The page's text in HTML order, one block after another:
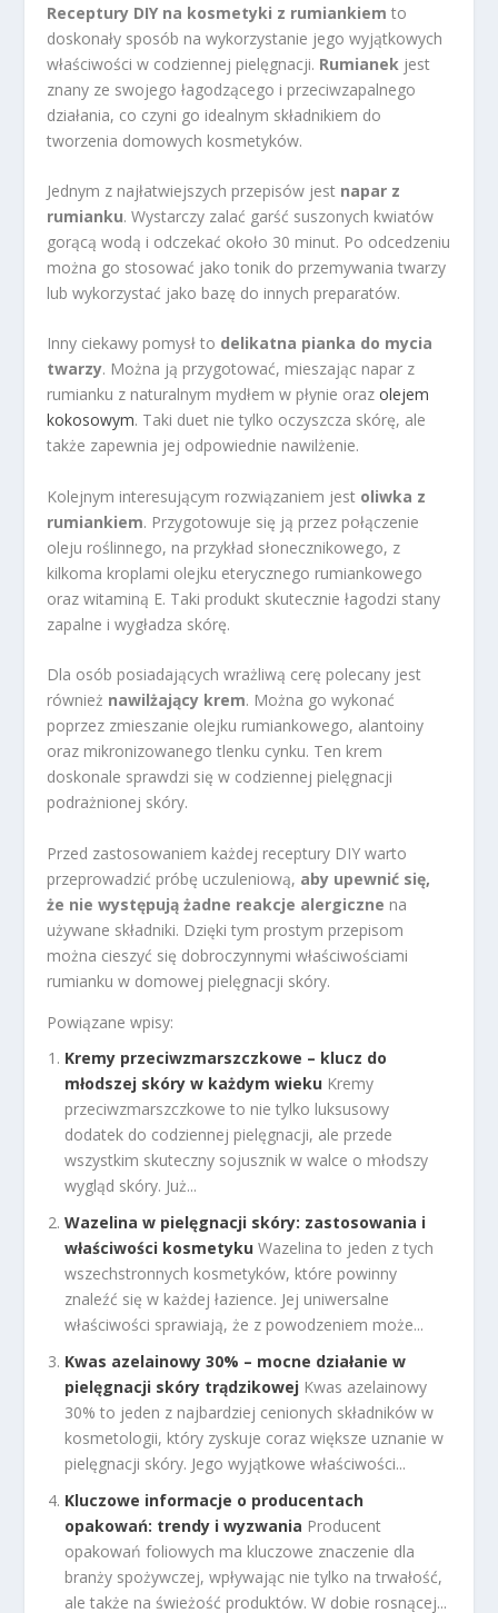
Receptury DIY na kosmetyki z rumiankiem to
doskonały sposób na wykorzystanie jego wyjątkowych
właściwości w codziennej pielęgnacji. Rumianek jest
znany ze swojego łagodzącego i przeciwzapalnego
działania, co czyni go idealnym składnikiem do
tworzenia domowych kosmetyków.
Jednym z najłatwiejszych przepisów jest napar z
rumianku. Wystarczy zalać garść suszonych kwiatów
gorącą wodą i odczekać około 30 minut. Po odcedzeniu
można go stosować jako tonik do przemywania twarzy
lub wykorzystać jako bazę do innych preparatów.
Inny ciekawy pomysł to delikatna pianka do mycia
twarzy. Można ją przygotować, mieszając napar z
rumianku z naturalnym mydłem w płynie orazolejem
kokosowym. Taki duet nie tylko oczyszcza skórę, ale
także zapewnia jej odpowiednie nawilżenie.
Kolejnym interesującym rozwiązaniem jest oliwka z
rumiankiem. Przygotowuje się ją przez połączenie
oleju roślinnego, na przykład słonecznikowego, z
kilkoma kroplami olejku eterycznego rumiankowego
oraz witaminą E. Taki produkt skutecznie łagodzi stany
zapalne i wygładza skórę.
Dla osób posiadających wrażliwą cerę polecany jest
również nawilżający krem. Można go wykonać
poprzez zmieszanie olejku rumiankowego, alantoiny
oraz mikronizowanego tlenku cynku. Ten krem
doskonale sprawdzi się w codziennej pielęgnacji
podrażnionej skóry.
Przed zastosowaniem każdej receptury DIY warto
przeprowadzić próbę uczuleniową, aby upewnić się,
że nie występują żadne reakcje alergiczne na
używane składniki. Dzięki tym prostym przepisom
można cieszyć się dobroczynnymi właściwościami
rumianku w domowej pielęgnacji skóry.
Powiązane wpisy:
Kremy przeciwzmarszczkowe – klucz do
młodszej skóry w każdym wieku Kremy
przeciwzmarszczkowe to nie tylko luksusowy
dodatek do codziennej pielęgnacji, ale przede
wszystkim skuteczny sojusznik w walce o młodszy
wygląd skóry. Już...
Wazelina w pielęgnacji skóry: zastosowania i
właściwości kosmetyku Wazelina to jeden z tych
wszechstronnych kosmetyków, które powinny
znaleźć się w każdej łazience. Jej uniwersalne
właściwości sprawiają, że z powodzeniem może...
Kwas azelainowy 30% – mocne działanie w
pielęgnacji skóry trądzikowej Kwas azelainowy
30% to jeden z najbardziej cenionych składników w
kosmetologii, który zyskuje coraz większe uznanie w
pielęgnacji skóry. Jego wyjątkowe właściwości...
Kluczowe informacje o producentach
opakowań: trendy i wyzwania Producent
opakowań foliowych ma kluczowe znaczenie dla
branży spożywczej, wpływając nie tylko na trwałość,
ale także na świeżość produktów. W dobie rosnącej...